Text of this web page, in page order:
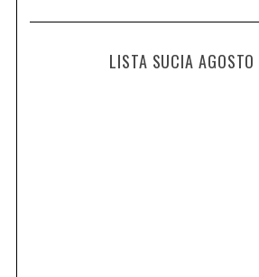
LISTA SUCIA